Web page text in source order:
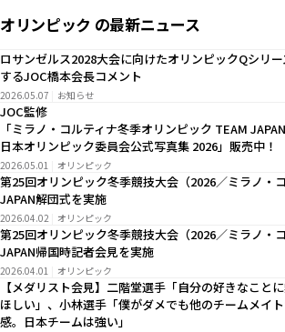
オリンピック の最新ニュース
ロサンゼルス2028大会に向けたオリンピックQシリ
するJOC橋本会長コメント
2026.05.07 お知らせ
JOC監修
「ミラノ・コルティナ冬季オリンピック TEAM JAPAN
日本オリンピック委員会公式写真集 2026」販売中！
2026.05.01 オリンピック
第25回オリンピック冬季競技大会（2026／ミラノ・
JAPAN解団式を実施
2026.04.02 オリンピック
第25回オリンピック冬季競技大会（2026／ミラノ・
JAPAN帰国時記者会見を実施
2026.04.01 オリンピック
【メダリスト会見】二階堂選手「自分の好きなこと
ほしい」、小林選手「僕がダメでも他のチームメイ
感。日本チームは強い」